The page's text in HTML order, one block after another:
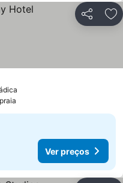
Partilhar
Ver preços